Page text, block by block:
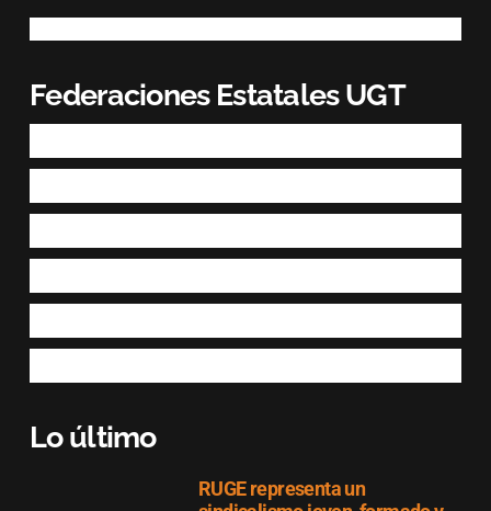
Federaciones Estatales UGT
Lo último
RUGE representa un